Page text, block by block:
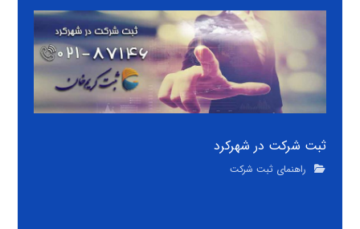
ثبت شرکت در شهرکرد
راهنمای ثبت شرکت